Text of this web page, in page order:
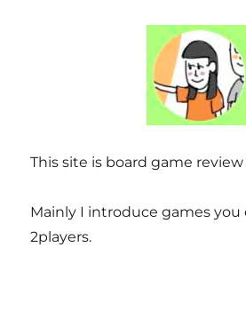
This site is board game
Mainly I introduce games you
2players.